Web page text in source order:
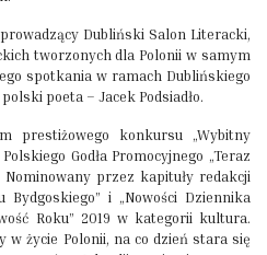
Dubliński Salon Literacki,
tworzonych dla Polonii w samym
spotkania w ramach Dublińskiego
poeta – Jacek Podsiadło.
prestiżowego konkursu „Wybitny
Godła Promocyjnego „Teraz
Nominowany przez kapituły redakcji
Bydgoskiego” i „Nowości Dziennika
Roku” 2019 w kategorii kultura.
w życie Polonii, na co dzień stara się